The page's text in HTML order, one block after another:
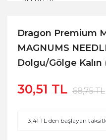
Dragon Premium
MAGNUMS
Dolgu/Gölge Kalın
30,51 TL 68,75 TL
3,41 TL den başlayan